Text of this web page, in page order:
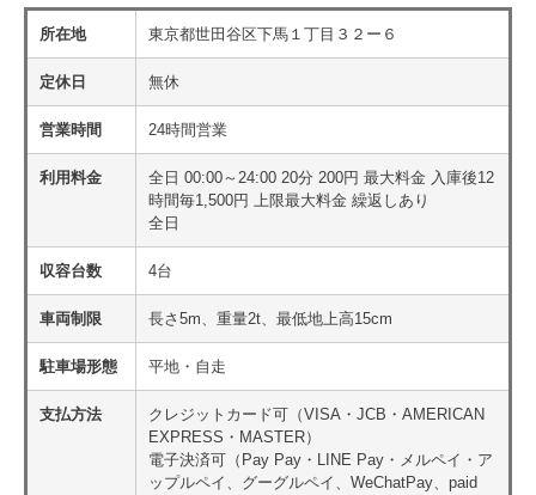
所在地 東京都世田谷区下馬１丁目３２ー６
定休日 無休
営業時間 24時間営業
利用料金
全日 00:00～24:00 20分 200円 最大料金 入庫後12
時間毎1,500円 上限最大料金 繰返しあり
全日
収容台数 4台
車両制限 長さ5m、重量2t、最低地上高15cm
駐車場形態 平地・自走
支払方法
クレジットカード可（VISA・JCB・AMERICAN
EXPRESS・MASTER）
電子決済可（Pay Pay・LINE Pay・メルペイ・ア
ップルペイ、グーグルペイ、WeChatPay、paid